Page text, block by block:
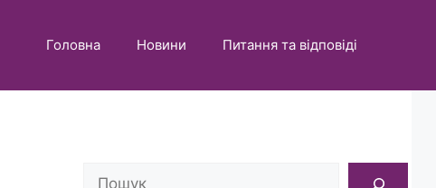
Головна Новини Питання та відповіді
Пошук